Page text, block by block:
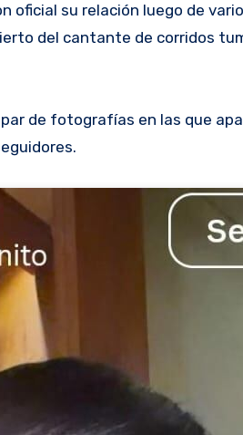
del cantante de corridos
de fotografías en las que